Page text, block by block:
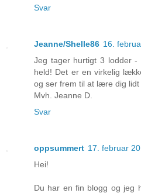
Svar
Jeanne/Shelle86 16.
Jeg tager hurtigt 3 lodder
held! Det er en virkelig
og ser frem til at lære dig
Mvh. Jeanne D.
Svar
oppsummert 17. februar
Hei!
Du har en fin blogg og jeg